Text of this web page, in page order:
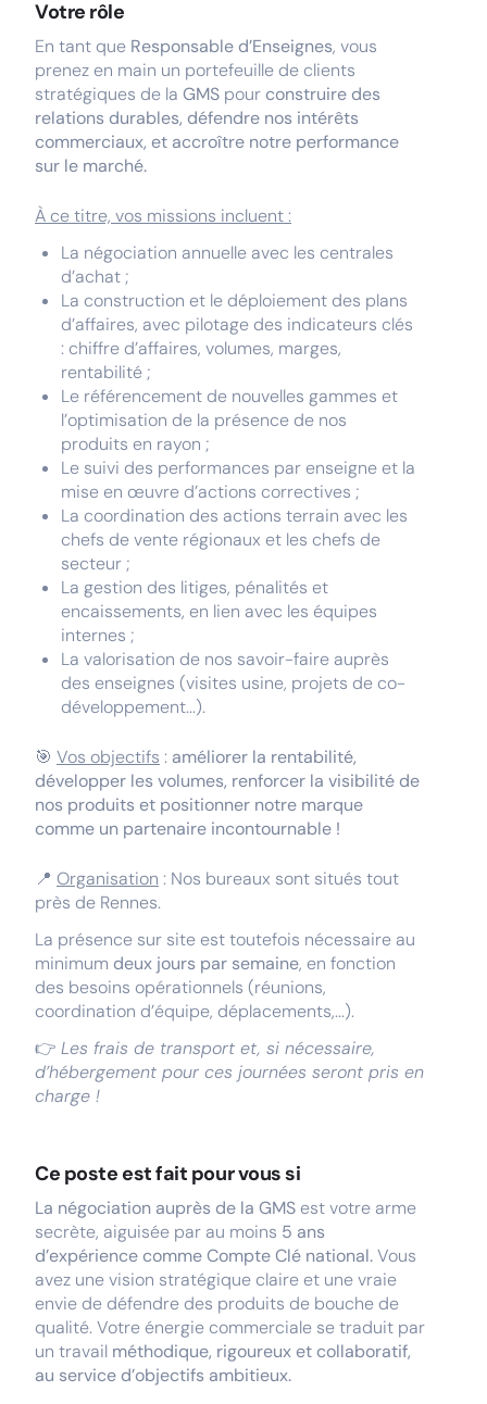
Votre rôle
En tant que Responsable d’Enseignes, vous
prenez en main un portefeuille de clients
stratégiques de la GMS pour construire des
relations durables, défendre nos intérêts
commerciaux, et accroître notre performance
sur le marché.
À ce titre, vos missions incluent :
La négociation annuelle avec les centrales
d’achat ;
La construction et le déploiement des plans
d’affaires, avec pilotage des indicateurs clés
: chiffre d’affaires, volumes, marges,
rentabilité ;
Le référencement de nouvelles gammes et
l’optimisation de la présence de nos
produits en rayon ;
Le suivi des performances par enseigne et la
mise en œuvre d’actions correctives ;
La coordination des actions terrain avec les
chefs de vente régionaux et les chefs de
secteur ;
La gestion des litiges, pénalités et
encaissements, en lien avec les équipes
internes ;
La valorisation de nos savoir-faire auprès
des enseignes (visites usine, projets de co-
développement...).
🎯 Vos objectifs : améliorer la rentabilité,
développer les volumes, renforcer la visibilité de
nos produits et positionner notre marque
comme un partenaire incontournable !
📍 Organisation : Nos bureaux sont situés tout
près de Rennes.
La présence sur site est toutefois nécessaire au
minimum deux jours par semaine, en fonction
des besoins opérationnels (réunions,
coordination d’équipe, déplacements,...).
👉 Les frais de transport et, si nécessaire,
d’hébergement pour ces journées seront pris en
charge !
Ce poste est fait pour vous si
La négociation auprès de la GMS est votre arme
secrète, aiguisée par au moins 5 ans
d’expérience comme Compte Clé national.Vous
avez une vision stratégique claire et une vraie
envie de défendre des produits de bouche de
qualité. Votre énergie commerciale se traduit par
un travail méthodique, rigoureux et collaboratif,
au service d’objectifs ambitieux.